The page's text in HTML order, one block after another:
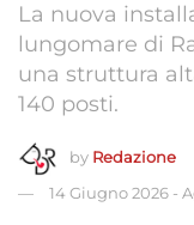
La nuova
lungomare di
una struttura
140 posti.
by Redazione
14 Giugno 2026 -